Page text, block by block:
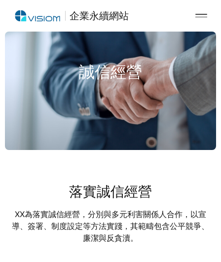
企業永續網站
誠信經營
落實誠信經營
XX為落實誠信經營，分別與多元利害關係人合作，以宣
導、簽署、制度設定等方法實踐，其範疇包含公平競爭、
廉潔與反貪瀆。